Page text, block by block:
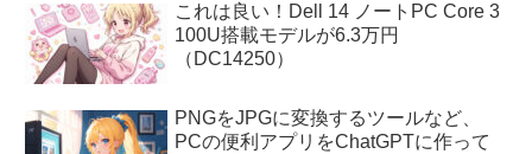
これは良い！Dell 14 ノートPC Core 3
100U搭載モデルが6.3万円
（DC14250）
PNGをJPGに変換するツールなど、
PCの便利アプリをChatGPTに作って